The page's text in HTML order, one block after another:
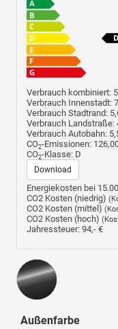
Verbrauch kombiniert:
Verbrauch Innenstadt:
Verbrauch Stadtrand:
Verbrauch Landstraße:
Verbrauch Autobahn:
CO2-Emissionen:
CO2-Klasse: D
Download
Energiekosten bei
CO2 Kosten (niedrig)
CO2 Kosten (mittel)
CO2 Kosten (hoch)
Jahressteuer: 94,- €
Außenfarbe